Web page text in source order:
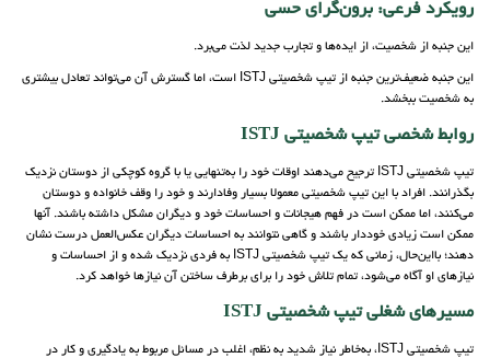
رویکرد فرعی: برون‌گرای حسی
این جنبه از شخصیت، از ایده‌ها و تجارب جدید لذت می‌برد.
این جنبه ضعیف‌ترین جنبه از تیپ شخصیتی ISTJ است، اما گسترش آن می‌تواند تعادل بیشتری
به شخصیت ببخشد.
روابط شخصی تیپ شخصیتی ISTJ
تیپ شخصیتی ISTJ ترجیح می‌دهند اوقات خود را به‌تنهایی یا با گروه کوچکی از دوستان نزدیک
بگذرانند. افراد با این تیپ شخصیتی معمولا بسیار وفادارند و خود را وقف خانواده و دوستان
می‌کنند، اما ممکن است در فهم هیجانات و احساسات خود و دیگران مشکل داشته باشند. آنها
ممکن است زیادی خوددار باشند و گاهی نتوانند به احساسات دیگران عکس‌العمل درست نشان
دهند؛ بااین‌حال، زمانی که یک تیپ شخصیتی ISTJ به فردی نزدیک شده و از احساسات و
نیازهای او آگاه می‌شود، تمام تلاش خود را برای برطرف ساختن آن نیازها خواهد کرد.
مسیرهای شغلی تیپ شخصیتی ISTJ
تیپ شخصیتی ISTJ، به‌خاطر نیاز شدید به نظم، اغلب در مسائل مربوط به یادگیری و کار در